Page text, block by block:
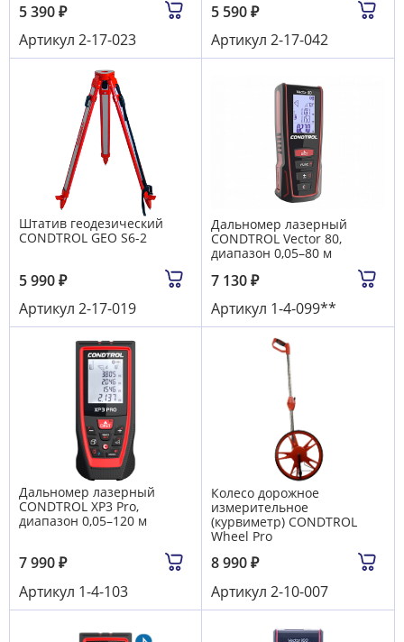
5 390₽
Артикул 2-17-023
5 590₽
Артикул 2-17-042
Штатив геодезический
CONDTROL GEO S6-2
5 990₽
Артикул 2-17-019
Дальномер лазерный
CONDTROL Vector 80,
диапазон 0,05–80 м
7 130₽
Артикул 1-4-099**
Дальномер лазерный
CONDTROL XP3 Pro,
диапазон 0,05–120 м
7 990₽
Артикул 1-4-103
Колесо дорожное
измерительное
(курвиметр) CONDTROL
Wheel Pro
8 990₽
Артикул 2-10-007